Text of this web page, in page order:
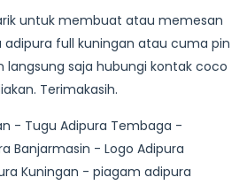
untuk membuat atau memesan
adipura full kuningan atau cuma pin
langsung saja hubungi kontak coco
Terimakasih.
- Tugu Adipura Tembaga -
Banjarmasin - Logo Adipura
Kuningan - piagam adipura